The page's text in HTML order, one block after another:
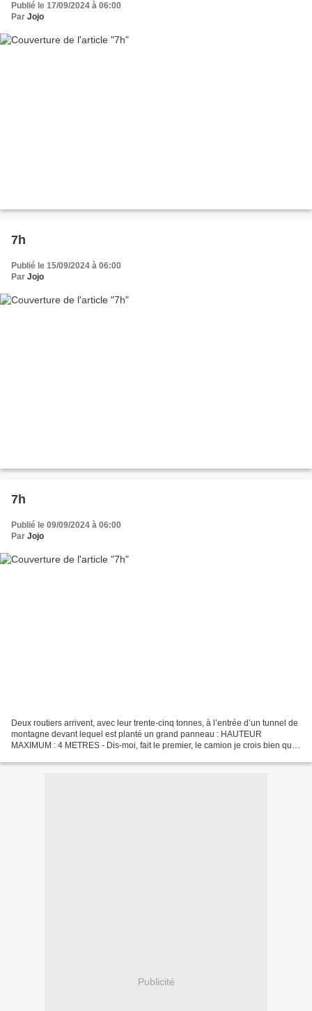
Publié le 17/09/2024 à 06:00
Par Jojo
7h
Publié le 15/09/2024 à 06:00
Par Jojo
7h
Publié le 09/09/2024 à 06:00
Par Jojo
Deux routiers arrivent, avec leur trente-cinq tonnes, à l’entrée d’un tunnel de
montagne devant lequel est planté un grand panneau : HAUTEUR
MAXIMUM : 4 METRES - Dis-moi, fait le premier, le camion je crois bien qu’il
Publicité